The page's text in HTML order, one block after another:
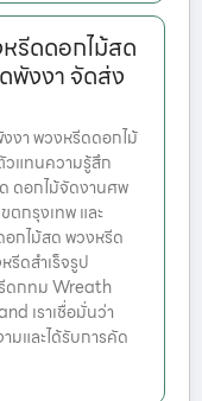
รีดดอกไม้สด
พังงา จัดส่ง
งา พวงหรีดดอกไม้
วแทนความรู้สึก
ดอกไม้จัดงานศพ
ตกรุงเทพ และ
กไม้สด พวงหรีด
ดสำเร็จรูป
ดกทม Wreath
เราเชื่อมั่นว่า
มและได้รับการคัด